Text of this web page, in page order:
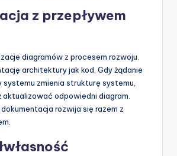
z przepływem
diagramów z procesem rozwoju.
architektury jak kod. Gdy żądanie
systemu zmienia strukturę systemu,
aktualizować odpowiedni diagram.
rozwija się razem z